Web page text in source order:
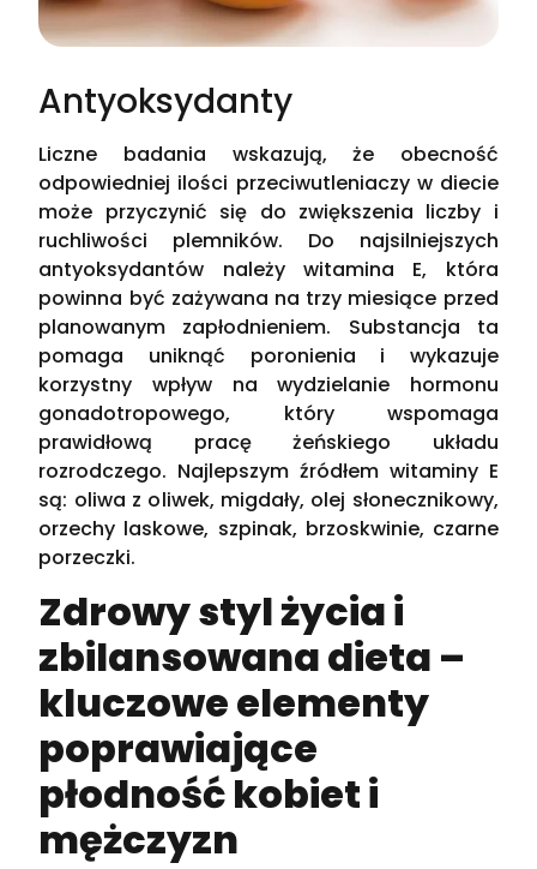
Antyoksydanty
Liczne badania wskazują, że obecność
odpowiedniej ilości przeciwutleniaczy w diecie
może przyczynić się do zwiększenia liczby i
ruchliwości plemników. Do najsilniejszych
antyoksydantów należy witamina E, która
powinna być zażywana na trzy miesiące przed
planowanym zapłodnieniem. Substancja ta
pomaga uniknąć poronienia i wykazuje
korzystny wpływ na wydzielanie hormonu
gonadotropowego, który wspomaga
prawidłową pracę żeńskiego układu
rozrodczego. Najlepszym źródłem witaminy E
są: oliwa z oliwek, migdały, olej słonecznikowy,
orzechy laskowe, szpinak, brzoskwinie, czarne
porzeczki.
Zdrowy styl życia i
zbilansowana dieta –
kluczowe elementy
poprawiające
płodność kobiet i
mężczyzn